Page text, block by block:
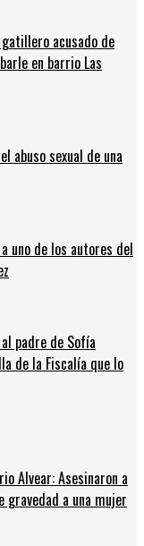
acusado de
en barrio Las
abuso sexual de una
uno de los autores del
padre de Sofía
de la Fiscalía que lo
Alvear: Asesinaron a
gravedad a una mujer